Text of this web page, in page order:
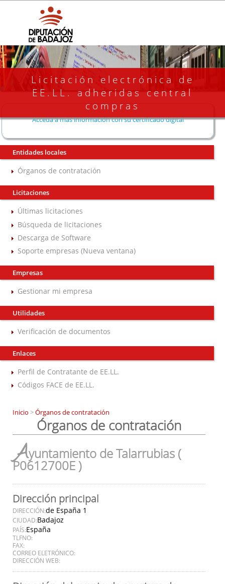
Licitación electrónica de
EE.LL. adheridas central
compras
Acceda a más información con su certificado digital
Entidades locales
Órganos de contratación
Licitaciones
Últimas licitaciones
Búsqueda de licitaciones
Descarga de Software
Soporte empresas (Nueva ventana)
Empresas
Gestionar mi empresa
Utilidades
Verificación de documentos
Enlaces
Perfil de Contratante de EE.LL.
Códigos FACE de EE.LL.
Inicio >Órganos de contratación
Órganos de contratación
Ayuntamiento de Talarrubias (
P0612700E )
Dirección principal
DIRECCIÓN:de España 1
CIUDAD:Badajoz
PAÍS:España
TLFNO:
FAX:
CORREO ELETRÓNICO:
DIRECCIÓN WEB: